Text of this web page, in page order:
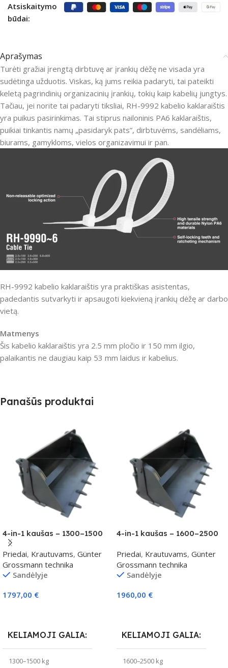
Atsiskaitymo
būdai:
Aprašymas
Turėti gražiai įrengtą dirbtuvę ar įrankių dėžę ne visada yra
sudėtinga užduotis. Viskas, ką jums reikia padaryti, tai pateikti
keletą pagrindinių organizacinių įrankių, tokių kaip kabelių jungtys.
Tačiau, jei norite tai padaryti tiksliai, RH-9992 kabelio kaklaraištis
yra puikus pasirinkimas. Tai stiprus nailoninis PA6 kaklaraištis,
puikiai tinkantis namų „pasidaryk pats”, dirbtuvėms, sandėliams,
biurams, gamykloms, vielos organizavimui ir pan.
RH-9992 kabelio kaklaraištis yra praktiškas asistentas,
padedantis sutvarkyti ir apsaugoti kiekvieną įrankių dėžę ar darbo
vietą.
Matmenys
Šis kabelio kaklaraištis yra 2.5 mm pločio ir 150 mm ilgio,
palaikantis ne daugiau kaip 53 mm laidus ir kabelius.
Panašūs produktai
4-in-1 kaušas – 1300–1500
kg klasei
Priedai, Krautuvams, Günter
Grossmann technika
Sandėlyje
1797,00 €
KELIAMOJI GALIA
1300–1500 kg
4-in-1 kaušas – 1600–2500
Priedai, Krautuvams, Günter
Grossmann technika
Sandėlyje
1960,00 €
KELIAMOJI GALIA
1600–2500 kg